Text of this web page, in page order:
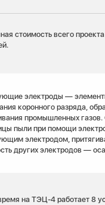
стоимость всего
электроды —
коронного разряда,
промышленных
пыли при помощи
электродом,
других электродов —
на ТЭЦ-4 работает 8